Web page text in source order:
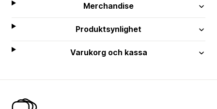
Merchandise
Produktsynlighet
Varukorg och kassa